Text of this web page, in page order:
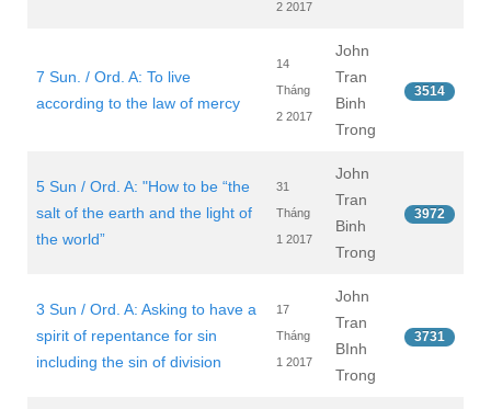
2 2017
7 Sun. / Ord. A: To live
according to the law of mercy
14
Tháng
2 2017
John
Tran
Binh
Trong
3514
5 Sun / Ord. A: "How to be “the
salt of the earth and the light of
the world”
31
Tháng
1 2017
John
Tran
Binh
Trong
3972
3 Sun / Ord. A: Asking to have a
spirit of repentance for sin
including the sin of division
17
Tháng
1 2017
John
Tran
BInh
Trong
3731